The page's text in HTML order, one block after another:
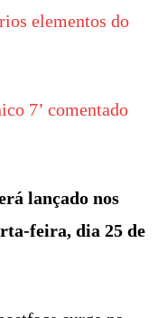
elementos do
7’ comentado
lançado nos
feira, dia 25 de